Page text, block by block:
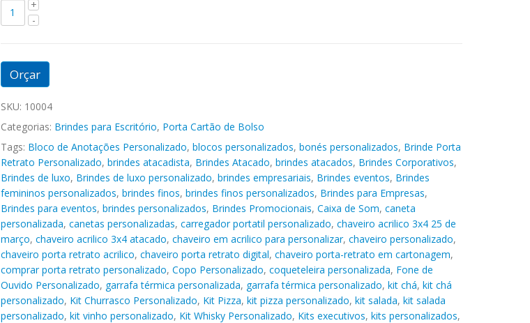
Orçar
SKU: 10004
Categorias: Brindes para Escritório, Porta Cartão de Bolso
Tags: Bloco de Anotações Personalizado, blocos personalizados, bonés personalizados, Brinde Porta
Retrato Personalizado, brindes atacadista, Brindes Atacado, brindes atacados, Brindes Corporativos,
Brindes de luxo, Brindes de luxo personalizado, brindes empresariais, Brindes eventos, Brindes
femininos personalizados, brindes finos, brindes finos personalizados, Brindes para Empresas,
Brindes para eventos, brindes personalizados, Brindes Promocionais, Caixa de Som, caneta
personalizada, canetas personalizadas, carregador portatil personalizado, chaveiro acrilico 3x4 25 de
março, chaveiro acrilico 3x4 atacado, chaveiro em acrilico para personalizar, chaveiro personalizado,
chaveiro porta retrato acrilico, chaveiro porta retrato digital, chaveiro porta-retrato em cartonagem,
comprar porta retrato personalizado, Copo Personalizado, coqueteleira personalizada, Fone de
Ouvido Personalizado, garrafa térmica personalizada, garrafa térmica personalizado, kit chá, kit chá
personalizado, Kit Churrasco Personalizado, Kit Pizza, kit pizza personalizado, kit salada, kit salada
personalizado, kit vinho personalizado, Kit Whisky Personalizado, Kits executivos, kits personalizados,